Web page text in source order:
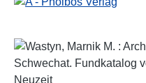
Bildergalerie überspringen